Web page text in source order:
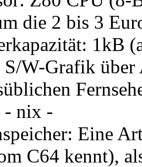
die 2 bis 3
1kB
W-Grafik über
- nix -
Eine
C64 kennt),